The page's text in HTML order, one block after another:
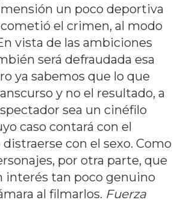
un poco deportiva
el crimen, al modo
vista de las ambiciones
será defraudada esa
ya sabemos que lo que
y no el resultado, a
sea un cinéfilo
caso contará con el
con el sexo. Como
por otra parte, que
interés tan poco genuino
al filmarlos. Fuerza